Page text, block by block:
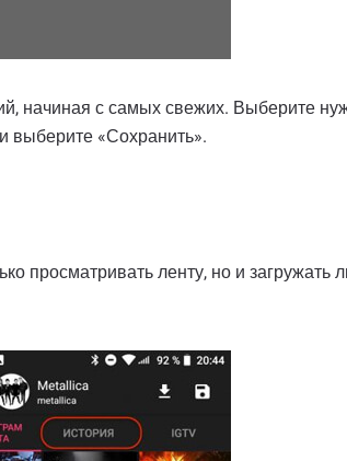
начиная с самых свежих. Выберите
выберите «Сохранить».
просматривать ленту, но и загружать